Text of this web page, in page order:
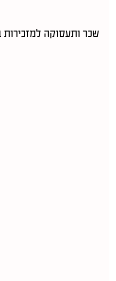
שכר ותעסוקה